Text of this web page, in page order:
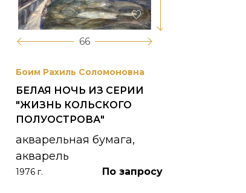
66
Боим Рахиль Соломоновна
БЕЛАЯ НОЧЬ ИЗ СЕРИИ
"ЖИЗНЬ КОЛЬСКОГО
ПОЛУОСТРОВА"
акварельная бумага,
акварель
1976 г. По запросу